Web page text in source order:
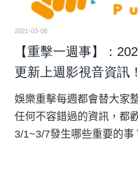
2021-03-08
【重擊一週事】：
更新上週影視音資訊！
娛樂重擊每週都會替大家
任何不容錯過的資訊，都
3/1~3/7發生哪些重要的事